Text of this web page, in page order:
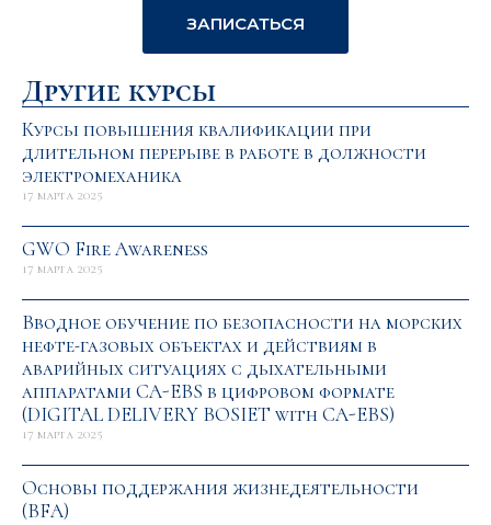
ЗАПИСАТЬСЯ
Другие курсы
Курсы повышения квалификации при
длительном перерыве в работе в должности
электромеханика
17 марта 2025
GWO Fire Awareness
17 марта 2025
Вводное обучение по безопасности на морcких
нефте-газовых объектах и действиям в
аварийных ситуациях с дыхательными
аппаратами CA-EBS в цифровом формате
(DIGITAL DELIVERY BOSIET with CA-EBS)
17 марта 2025
Основы поддержания жизнедеятельности
(BFA)